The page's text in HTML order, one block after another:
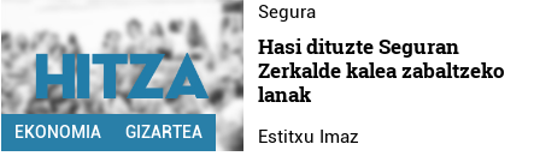
EKONOMIA GIZARTEA
Segura
Hasi dituzte Seguran
Zerkalde kalea zabaltzeko
lanak
Estitxu Imaz